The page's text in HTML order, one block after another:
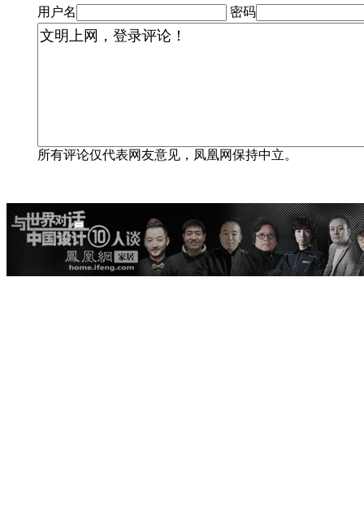
用户名
密码
所有评论仅代表网友意见，凤凰网保持中立。